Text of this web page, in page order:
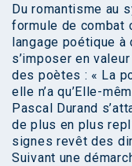
Du romantisme au
formule de combat
langage poétique
s’imposer en
des poètes : « La
elle n’a qu’Elle-
Pascal Durand
de plus en plus
signes revêt des
Suivant une